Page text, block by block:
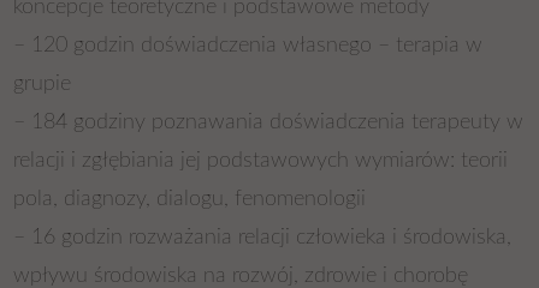
koncepcje teoretyczne i podstawowe metody
– 120 godzin doświadczenia własnego – terapia w
grupie
– 184 godziny poznawania doświadczenia terapeuty w
relacji i zgłębiania jej podstawowych wymiarów: teorii
pola, diagnozy, dialogu, fenomenologii
– 16 godzin rozważania relacji człowieka i środowiska,
wpływu środowiska na rozwój, zdrowie i chorobę